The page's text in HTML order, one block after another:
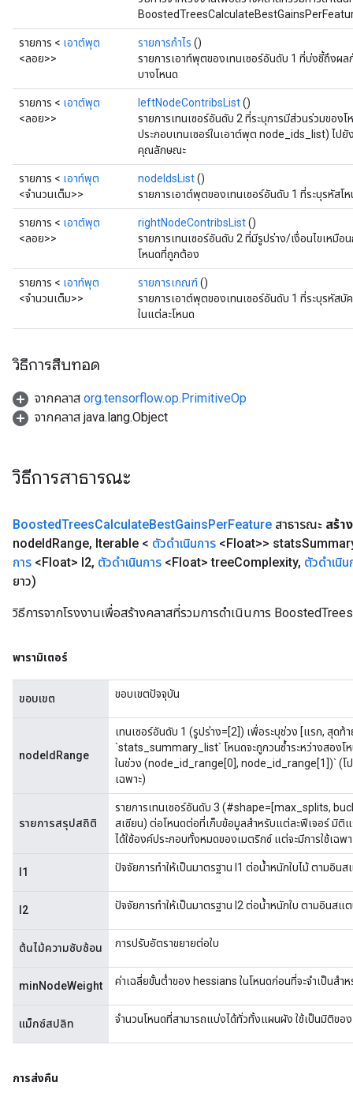
รายการ < เอาต์พุต
<ลอย>>
รายการกำไร ()
รายการเอาท์พุตของเทนเซอร์อันดับ 1 ที่บ่งชี้ถึงผ
บางโหนด
รายการ < เอาต์พุต
<ลอย>>
leftNodeContribsList()
รายการเทนเซอร์อันดับ 2 ที่ระบุการมีส่วนร่วมขอ
ประกอบเทนเซอร์ในเอาต์พุต node_ids_list) ไป
คุณลักษณะ
รายการ < เอาท์พุต
<จำนวนเต็ม>>
nodeIdsList()
รายการเอาต์พุตของเทนเซอร์อันดับ 1 ที่ระบุรหัส
รายการ < เอาต์พุต
<ลอย>>
rightNodeContribsList()
รายการเทนเซอร์อันดับ 2 ที่มีรูปร่าง/เงื่อนไขเห
โหนดที่ถูกต้อง
รายการ < เอาท์พุต
<จำนวนเต็ม>>
รายการเกณฑ์()
รายการเอาต์พุตของเทนเซอร์อันดับ 1 ที่ระบุรหัส
ในแต่ละโหนด
วิธีการสืบทอด
จากคลาส org.tensorflow.op.PrimitiveOp
จากคลาส java.lang.Object
วิธีการสาธารณะ
BoostedTreesCalculateBestGainsPerFeature สาธารณะ สร้าง
nodeIdRange, Iterable < ตัวดำเนินการ <Float>> stats
การ <Float> l2, ตัวดำเนินการ <Float> treeComplexity, ตัวดำเนิน
ยาว)
วิธีการจากโรงงานเพื่อสร้างคลาสที่รวมการดำเนินการ
พารามิเตอร์
ขอบเขต ขอบเขตปัจจุบัน
nodeIdRange
เทนเซอร์อันดับ 1 (รูปร่าง=[2]) เพื่อระบุช่วง [แรก, สุดท้
`stats_summary_list` โหนดจะถูกวนซ้ำระหว่างสองโ
ในช่วง (node_id_range[0], node_id_range[1])` (โ
เฉพาะ)
รายการสรุปสถิติ
รายการเทนเซอร์อันดับ 3 (#shape=[max_splits,
สเซียน) ต่อโหนดต่อที่เก็บข้อมูลสำหรับแต่ละฟีเจอร์ มิติ
ได้ใช้องค์ประกอบทั้งหมดของเมตริกซ์ แต่จะมีการใช้เฉพ
l1 ปัจจัยการทำให้เป็นมาตรฐาน l1 ต่อน้ำหนักใบไม้ ตามอิน
l2 ปัจจัยการทำให้เป็นมาตรฐาน l2 ต่อน้ำหนักใบ ตามอินสแ
ต้นไม้ความซับซ้อน การปรับอัตราขยายต่อใบ
minNodeWeight ค่าเฉลี่ยขั้นต่ำของ hessians ในโหนดก่อนที่จะจำเป็นสำ
แม็กซ์สปลิท จำนวนโหนดที่สามารถแบ่งได้ทั่วทั้งแผนผัง ใช้เป็นมิติขอ
การส่งคืน